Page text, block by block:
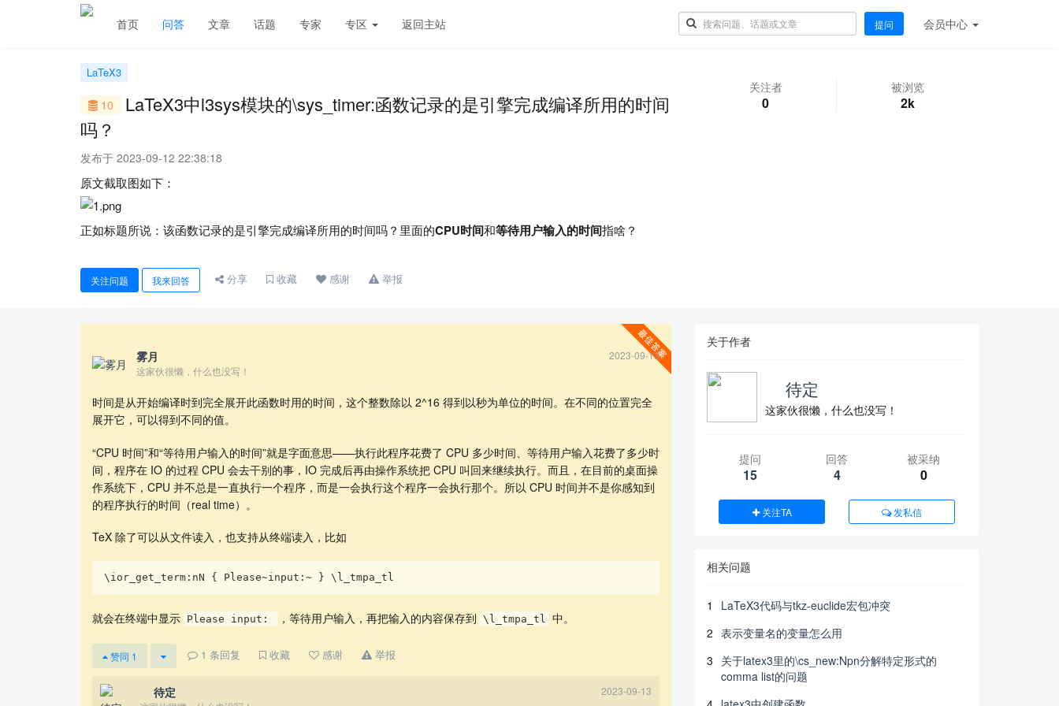
首页 问答 文章 话题 专家 专区 返回主站 提问 会员中心
LaTeX3
10
LaTeX3中l3sys模块的\sys_timer:函数记录的是引擎完成编译所用的时间
吗？
发布于 2023-09-12 22:38:18
原文截取图如下：
正如标题所说：该函数记录的是引擎完成编译所用的时间吗？里面的CPU时间和等待用户输入的时间指啥？
关注者
0
被浏览
2k
关注问题 我来回答 分享 收藏 感谢 举报
雾月
2023-09-13
这家伙很懒，什么也没写！
时间是从开始编译时到完全展开此函数时用的时间，这个整数除以 2^16 得到以秒为单位的时间。在不同的位置完全
展开它，可以得到不同的值。
“CPU 时间”和“等待用户输入的时间”就是字面意思——执行此程序花费了 CPU 多少时间、等待用户输入花费了多少时
间，程序在 IO 的过程 CPU 会去干别的事，IO 完成后再由操作系统把 CPU 叫回来继续执行。而且，在目前的桌面操
作系统下，CPU 并不总是一直执行一个程序，而是一会执行这个程序一会执行那个。所以 CPU 时间并不是你感知到
的程序执行的时间（real time）。
TeX 除了可以从文件读入，也支持从终端读入，比如
\ior_get_term:nN { Please~input:~ } \l_tmpa_tl
就会在终端中显示 Please input: ，等待用户输入，再把输入的内容保存到 \l_tmpa_tl 中。
赞同 1 1 条回复 收藏 感谢 举报
⁡⁢ 待定
2023-09-13
关于作者
⁡⁢ 待定
这家伙很懒，什么也没写！
提问
15
回答
4
被采纳
0
关注TA 发私信
相关问题
1
LaTeX3代码与tkz-euclide宏包冲突
2 表示变量名的变量怎么用
3 关于latex3里的\cs_new:Npn分解特定形式的
comma list的问题